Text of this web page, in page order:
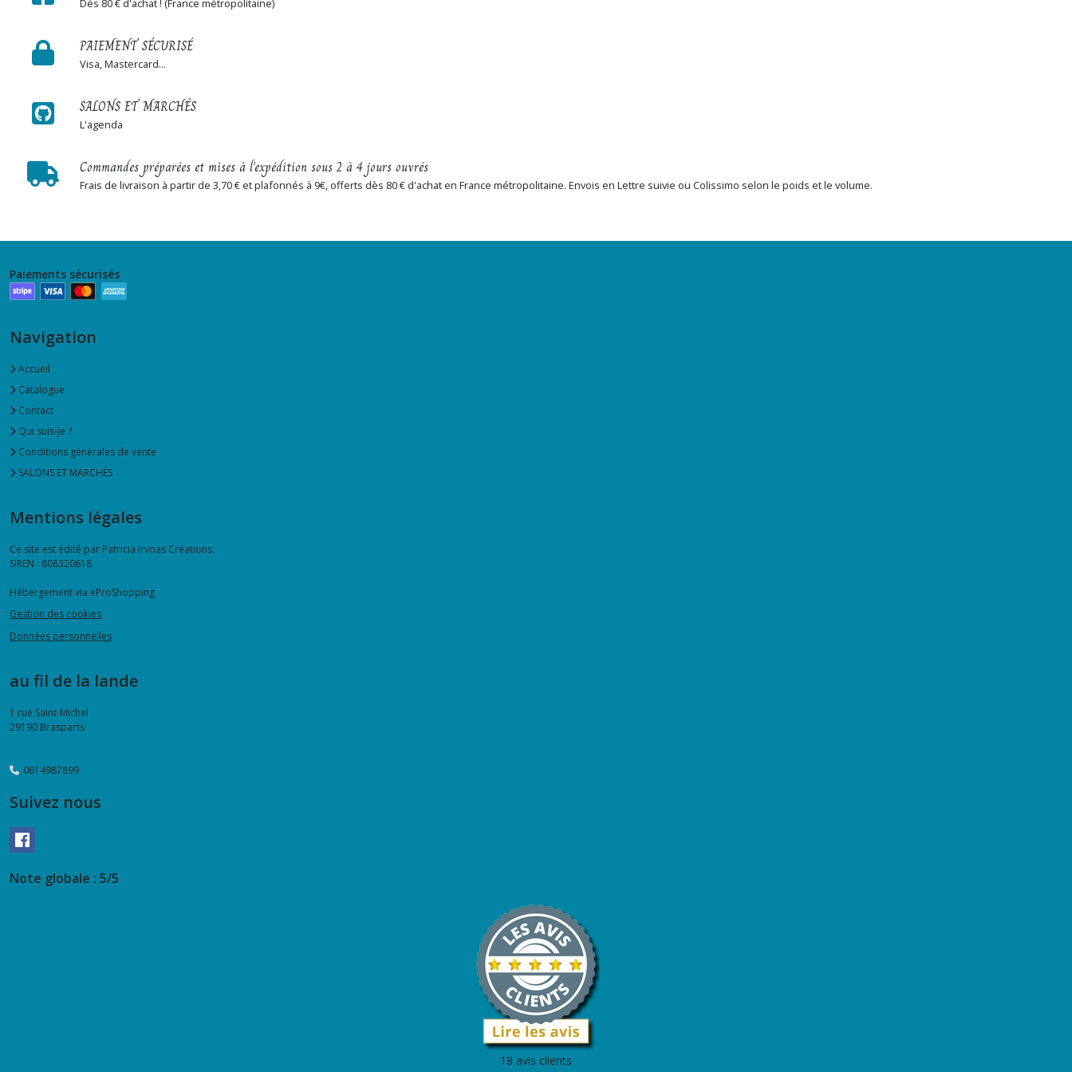
Dès 80 € d'achat ! (France métropolitaine)
PAIEMENT SÉCURISÉ
Visa, Mastercard...
SALONS ET MARCHÉS
L'agenda
Commandes préparées et mises à l'expédition sous 2 à 4 jours ouvrés
Frais de livraison à partir de 3,70 € et plafonnés à 9€, offerts dès 80 € d'achat en France métropolitaine. Envois en Lettre suivie ou Colissimo selon le poids et le volume.
Paiements sécurisés
Navigation
Accueil
Catalogue
Contact
Qui suis-je ?
Conditions générales de vente
SALONS ET MARCHÉS
Mentions légales
Ce site est édité par Patricia Irvoas Créations.
SIREN : 808320618
Hébergement via eProShopping
Gestion des cookies
Données personnelles
au fil de la lande
1 rue Saint-Michel
29190 Brasparts
0614987899
Suivez nous
Note globale : 5/5
18 avis clients